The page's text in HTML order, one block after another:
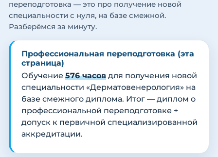
переподготовка — это про получение новой
специальности с нуля, на базе смежной.
Разберёмся за минуту.
Профессиональная переподготовка (эта
страница)
Обучение 576 часов для получения новой
специальности «Дерматовенерология» на
базе смежного диплома. Итог — диплом о
профессиональной переподготовке +
допуск к первичной специализированной
аккредитации.